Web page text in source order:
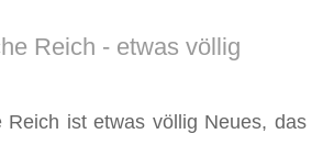
Reich - etwas völlig
Reich ist etwas völlig Neues, das